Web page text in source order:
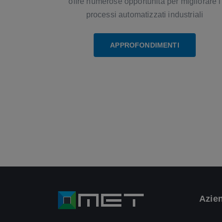
processi automatizzati industriali
APPROFONDIMENTI